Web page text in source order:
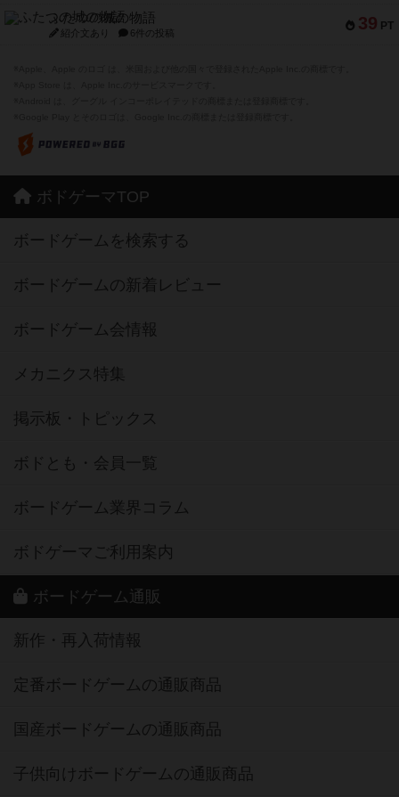
39 PT
ふたつの城の物語
紹介文あり 6件の投稿
ボドゲーマTOP
ボードゲームを検索する
ボードゲームの新着レビュー
ボードゲーム会情報
メカニクス特集
掲示板・トピックス
ボドとも・会員一覧
ボードゲーム業界コラム
ボドゲーマご利用案内
ボードゲーム通販
新作・再入荷情報
定番ボードゲームの通販商品
国産ボードゲームの通販商品
子供向けボードゲームの通販商品